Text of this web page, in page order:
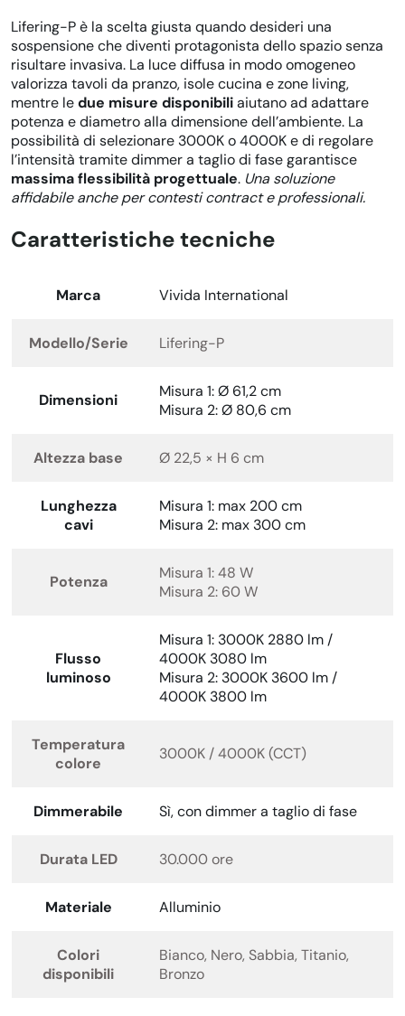
Lifering-P è la scelta giusta quando desideri una
sospensione che diventi protagonista dello spazio senza
risultare invasiva. La luce diffusa in modo omogeneo
valorizza tavoli da pranzo, isole cucina e zone living,
mentre ledue misure disponibiliaiutano ad adattare
potenza e diametro alla dimensione dell’ambiente. La
possibilità di selezionare 3000K o 4000K e di regolare
l’intensità tramite dimmer a taglio di fase garantisce
massima flessibilità progettuale. Una soluzione
affidabile anche per contesti contract e professionali.
Caratteristiche tecniche
Marca Vivida International
Modello/Serie Lifering-P
Dimensioni
Misura 1: Ø 61,2 cm
Misura 2: Ø 80,6 cm
Altezza base Ø 22,5 × H 6 cm
Lunghezza
cavi
Misura 1: max 200 cm
Misura 2: max 300 cm
Potenza
Misura 1: 48 W
Misura 2: 60 W
Flusso
luminoso
Misura 1: 3000K 2880 lm /
4000K 3080 lm
Misura 2: 3000K 3600 lm /
4000K 3800 lm
Temperatura
colore
3000K / 4000K (CCT)
Dimmerabile Sì, con dimmer a taglio di fase
Durata LED 30.000 ore
Materiale Alluminio
Colori
disponibili
Bianco, Nero, Sabbia, Titanio,
Bronzo